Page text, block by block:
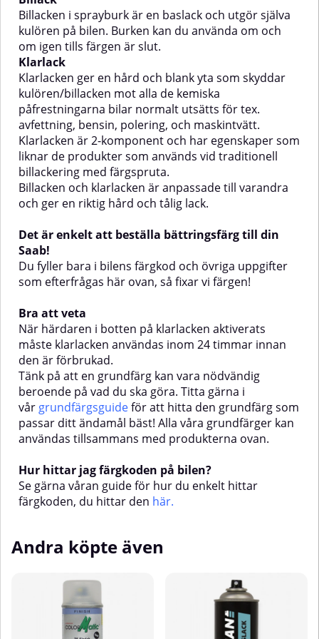
används vid traditionell
billackering med
färgspruta.Billacken och
klarlacken är anpassade till
varandra och ger en riktig hård
och tålig lack.Det är enkelt att
beställa bättringsfärg till din
Honda!Du fyller bara i bilens
färgkod och övriga uppgifter som
efterfrågas här ovan, så fixar vi
färgen!Bra att vetaNär härdaren i
botten på klarlacken aktiverats
måste klarlacken användas inom
24 timmar innan den är
förbrukad.Tänk på att en
grundfärg kan vara nödvändig
Titta gärna i vår grundfärgsguide
för att hitta den grundfärg som
passar ditt ändamål bäst! Alla
våra grundfärger kan användas
tillsammans med produkterna
ovan.Hur hittar jag färgkoden på
hur du enkelt hittar färgkoden,
du hittar den här.
används vid traditionell
billackering med
färgspruta.Billacken och
och tålig lack.Det är enkelt att
beställa bättringsfärg till din
Volvo!Du fyller bara i bilens
färgkod och övriga uppgifter som
efterfrågas här ovan, så fixar vi
färgen!Bra att vetaNär härdaren i
botten på klarlacken aktiverats
måste klarlacken användas inom
24 timmar innan den är
förbrukad.Tänk på att en
grundfärg kan vara nödvändig
Titta gärna i
vår grundfärgsguide för att hitta
ändamål bäst! Alla våra
grundfärger kan användas
tillsammans med produkterna
hur du enkelt hittar färgkoden,
du hittar den här.
Billacken i sprayburk är en baslack och utgör själva
kulören på bilen. Burken kan du använda om och
om igen tills färgen är slut.
Klarlack
Klarlacken ger en hård och blank yta som skyddar
kulören/billacken mot alla de kemiska
påfrestningarna bilar normalt utsätts för tex.
avfettning, bensin, polering, och maskintvätt.
Klarlacken är 2-komponent och har egenskaper som
liknar de produkter som används vid traditionell
billackering med färgspruta.
Billacken och klarlacken är anpassade till varandra
och ger en riktig hård och tålig lack.
Det är enkelt att beställa bättringsfärg till din
Saab!
Du fyller bara i bilens färgkod och övriga uppgifter
som efterfrågas här ovan, så fixar vi färgen!
Bra att veta
När härdaren i botten på klarlacken aktiverats
måste klarlacken användas inom 24 timmar innan
den är förbrukad.
Tänk på att en grundfärg kan vara nödvändig
beroende på vad du ska göra. Titta gärna i
vår grundfärgsguideför att hitta den grundfärg som
passar ditt ändamål bäst! Alla våra grundfärger kan
användas tillsammans med produkterna ovan.
Hur hittar jag färgkoden på bilen?
Se gärna våran guide för hur du enkelt hittar
färgkoden, du hittar den här.
Andra köpte även